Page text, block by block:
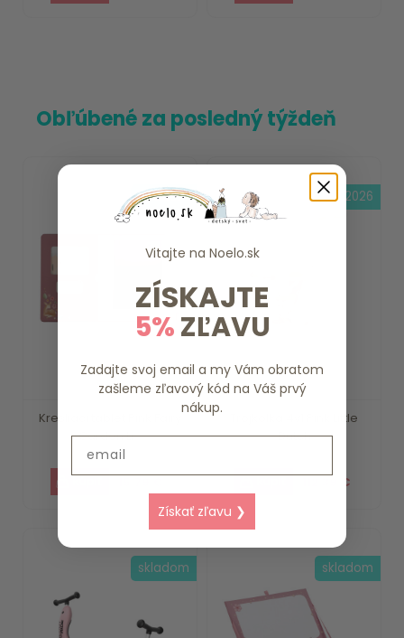
Obľúbené za posledný týždeň
Kresliaci tablet Pink Fairy
Garden Li...
skladom
Trojkolka 4v1 Pink Little
Dutch
112.39 €
15.8.2026
skladom skladom
Vitajte na Noelo.sk
ZÍSKAJTE
5%ZĽAVU
Zadajte svoj email a my Vám obratom
zašleme zľavový kód na Váš prvý
nákup.
Získať zľavu ❯